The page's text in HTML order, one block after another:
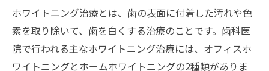
ホワイトニング治療とは、歯の表面に付着した汚れや色
素を取り除いて、歯を白くする治療のことです。歯科医
院で行われる主なホワイトニング治療には、オフィスホ
ワイトニングとホームホワイトニングの2種類がありま